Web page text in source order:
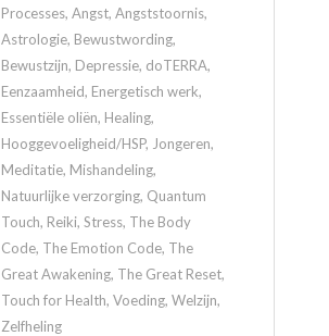
Processes, Angst, Angststoornis,
Astrologie, Bewustwording,
Bewustzijn, Depressie, doTERRA,
Eenzaamheid, Energetisch werk,
Essentiële oliën, Healing,
Hooggevoeligheid/HSP, Jongeren,
Meditatie, Mishandeling,
Natuurlijke verzorging, Quantum
Touch, Reiki, Stress, The Body
Code, The Emotion Code, The
Great Awakening, The Great Reset,
Touch for Health, Voeding, Welzijn,
Zelfheling